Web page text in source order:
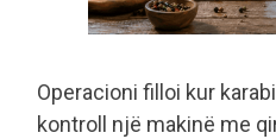
Operacioni filloi kur
kontroll një makinë me